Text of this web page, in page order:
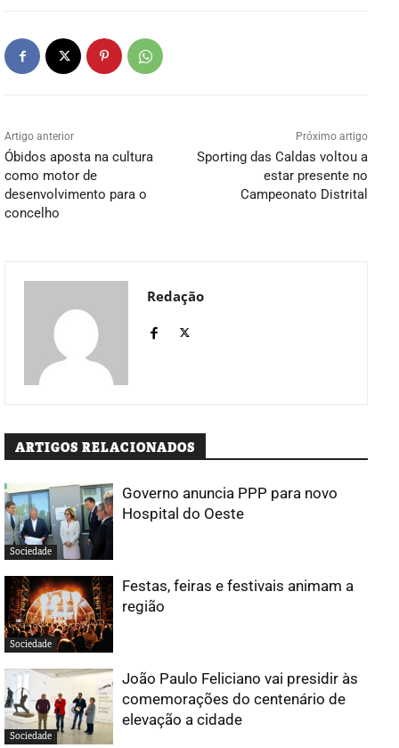
Artigo anterior
Óbidos aposta na cultura
como motor de
desenvolvimento para o
concelho
Próximo artigo
Sporting das Caldas voltou a
estar presente no
Campeonato Distrital
Redação
ARTIGOS RELACIONADOS
Sociedade
Governo anuncia PPP para novo
Hospital do Oeste
Sociedade
Festas, feiras e festivais animam a
região
Sociedade
João Paulo Feliciano vai presidir às
comemorações do centenário de
elevação a cidade